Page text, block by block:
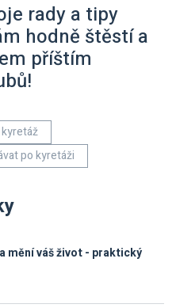
rady a tipy
hodně štěstí a
příštím
po kyretáži
mění váš život - praktický